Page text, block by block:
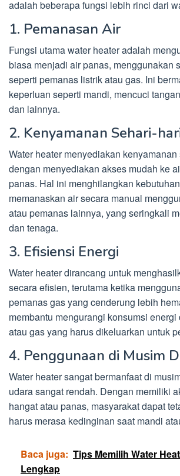
adalah beberapa fungsi lebih rinci dari
1. Pemanasan Air
Fungsi utama water heater adalah
biasa menjadi air panas, menggunakan
seperti pemanas listrik atau gas. Ini
keperluan seperti mandi, mencuci
dan lainnya.
2. Kenyamanan Sehari-
Water heater menyediakan
dengan menyediakan akses mudah ke
panas. Hal ini menghilangkan
memanaskan air secara manual
atau pemanas lainnya, yang seringkali
dan tenaga.
3. Efisiensi Energi
Water heater dirancang untuk
secara efisien, terutama ketika
pemanas gas yang cenderung lebih
membantu mengurangi konsumsi
atau gas yang harus dikeluarkan untuk
4. Penggunaan di Musim
Water heater sangat bermanfaat di
udara sangat rendah. Dengan memiliki
hangat atau panas, masyarakat dapat
harus merasa kedinginan saat mandi
Baca juga: Tips Memilih Water
Lengkap